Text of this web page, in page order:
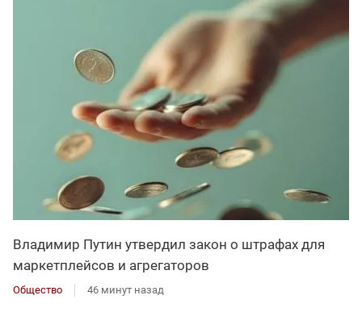
Владимир Путин утвердил закон о штрафах для
маркетплейсов и агрегаторов
Общество 46 минут назад